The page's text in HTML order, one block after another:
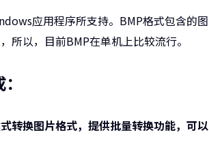
应用程序所支持。BMP格式包含的图
所以，目前BMP在单机上比较流行。
转换图片格式，提供批量转换功能，可以